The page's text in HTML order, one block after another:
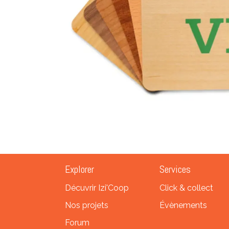
Explorer
Décuvrir Izi'Coop
Nos projets
Forum
Services
Click & collect
Évènements